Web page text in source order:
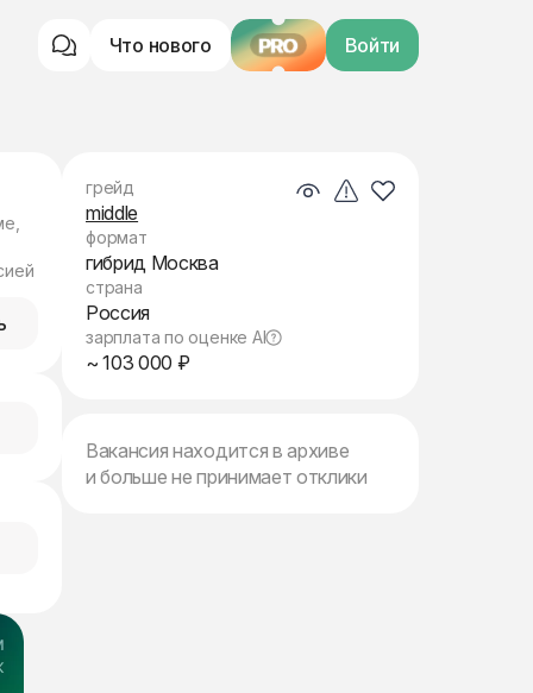
Что нового PRO Войти
грейд
middle
формат
гибрид Москва
страна
Россия
зарплата по оценке AI
~ 103 000 ₽
Вакансия находится в архиве
и больше не принимает отклики